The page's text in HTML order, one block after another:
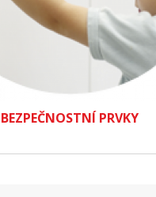
BEZPEČNOSTNÍ PRVKY